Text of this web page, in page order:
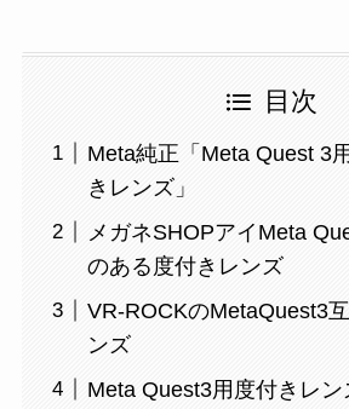
目次
Meta純正「Meta Quest 3
きレンズ」
メガネSHOPアイMeta
のある度付きレンズ
VR-ROCKのMetaQuest3
ンズ
Meta Quest3用度付きレン